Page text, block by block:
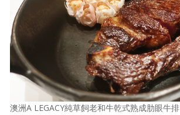
澳洲A LEGACY純草飼老和牛乾式熟成肋眼牛排